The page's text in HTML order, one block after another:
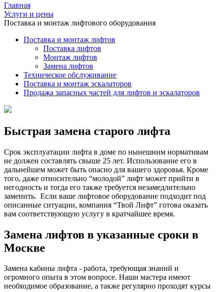
Главная
Услуги и цены
Поставка и монтаж лифтового оборудования
Поставка и монтаж лифтов
Поставка лифтов
Монтаж лифтов
Замена лифтов
Техническое обслуживание
Поставка и монтаж эскалаторов
Продажа запасных частей для лифтов и эскалаторов
Быстрая замена старого лифта
Срок эксплуатации лифта в доме по нынешним нормативам
не должен составлять свыше 25 лет. Использование его в
дальнейшем может быть опасно для вашего здоровья. Кроме
того, даже относительно “молодой” лифт может прийти в
негодность и тогда его также требуется незамедлительно
заменить. Если ваше лифтовое оборудование подходит под
описанные ситуации, компания “Твой Лифт” готова оказать
вам соответствующую услугу в кратчайшее время.
Замена лифтов в указанные сроки в
Москве
Замена кабины лифта - работа, требующая знаний и
огромного опыта в этом вопросе. Наши мастера имеют
необходимое образование, а также регулярно проходят курсы